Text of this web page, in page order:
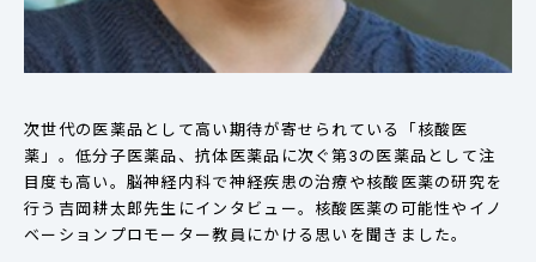
次世代の医薬品として高い期待が寄せられている「核酸医
薬」。低分子医薬品、抗体医薬品に次ぐ第3の医薬品として注
目度も高い。脳神経内科で神経疾患の治療や核酸医薬の研究を
行う吉岡耕太郎先生にインタビュー。核酸医薬の可能性やイノ
ベーションプロモーター教員にかける思いを聞きました。